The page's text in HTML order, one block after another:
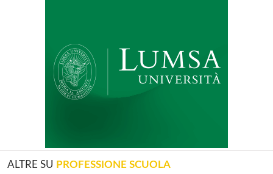
ALTRE SU PROFESSIONE SCUOLA